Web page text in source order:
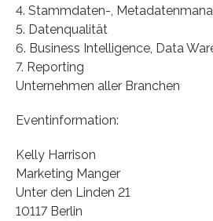
4. Stammdaten-,
5. Datenqualität
6. Business Intelligence, Data
7. Reporting
Unternehmen aller Branchen
Eventinformation:
Kelly Harrison
Marketing Manger
Unter den Linden 21
10117 Berlin